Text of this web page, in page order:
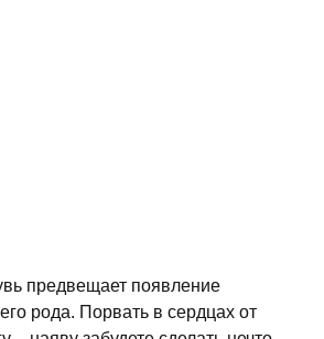
предвещает появление
рода. Порвать в сердцах от